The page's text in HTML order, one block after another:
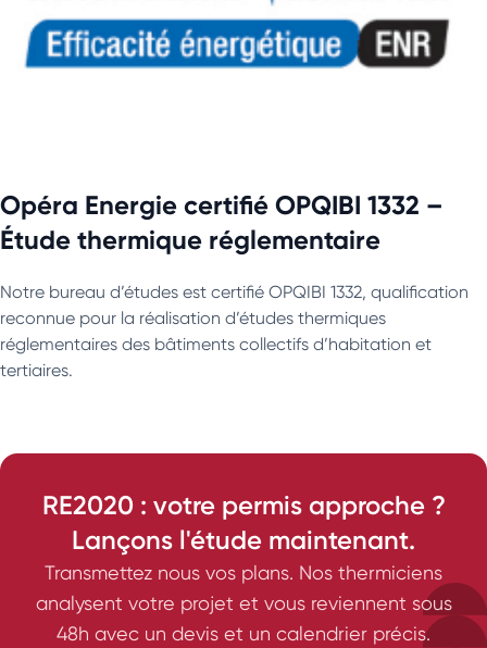
Opéra Energie certifié OPQIBI 1332 –
Étude thermique réglementaire
Notre bureau d’études est certifié OPQIBI 1332, qualification
reconnue pour la réalisation d’études thermiques
réglementaires des bâtiments collectifs d’habitation et
tertiaires.
RE2020 : votre permis approche ?
Lançons l'étude maintenant.
Transmettez nous vos plans. Nos thermiciens
analysent votre projet et vous reviennent sous
48h avec un devis et un calendrier précis.